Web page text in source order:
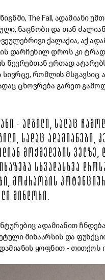
The Fall, ადამიანი
ნაცნობი და თან
ქალაქია, აქ
დარჩენილ დროს კი
წევრებთან ერთად
სივრცე, რომლის
ცხოვრება გარეთ
- ᲐᲓᲒᲘᲚᲘ, ᲡᲐᲓᲐᲪ
ᲡᲐᲓᲐᲪ ᲐᲓᲐᲛᲘᲐᲜᲔᲑᲘ,
ᲛᲝᲥᲛᲔᲓᲔᲑᲘᲡ ᲕᲔᲚᲖᲔ,
ᲡᲮᲕᲐᲓᲐᲡᲮᲕᲐ
ᲛᲝᲫᲠᲐᲝᲑᲘᲡ
ᲛᲘᲜᲓᲝᲠᲘ.
ადამიანით
შინაარსის და
ყოფნით - თითქოს